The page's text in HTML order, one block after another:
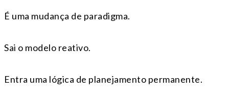
É uma mudança de paradigma.
Sai o modelo reativo.
Entra uma lógica de planejamento permanente.